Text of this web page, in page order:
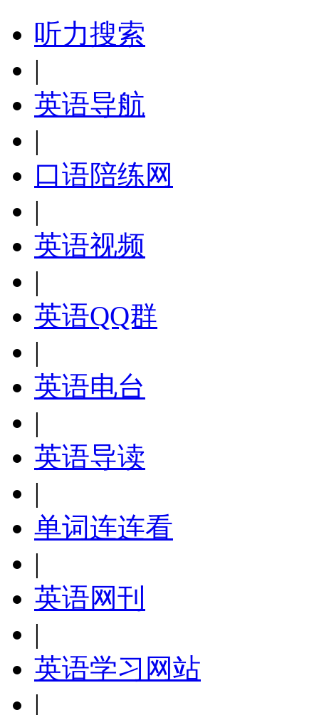
听力搜索
|
英语导航
|
口语陪练网
|
英语视频
|
英语QQ群
|
英语电台
|
英语导读
|
单词连连看
|
英语网刊
|
英语学习网站
|